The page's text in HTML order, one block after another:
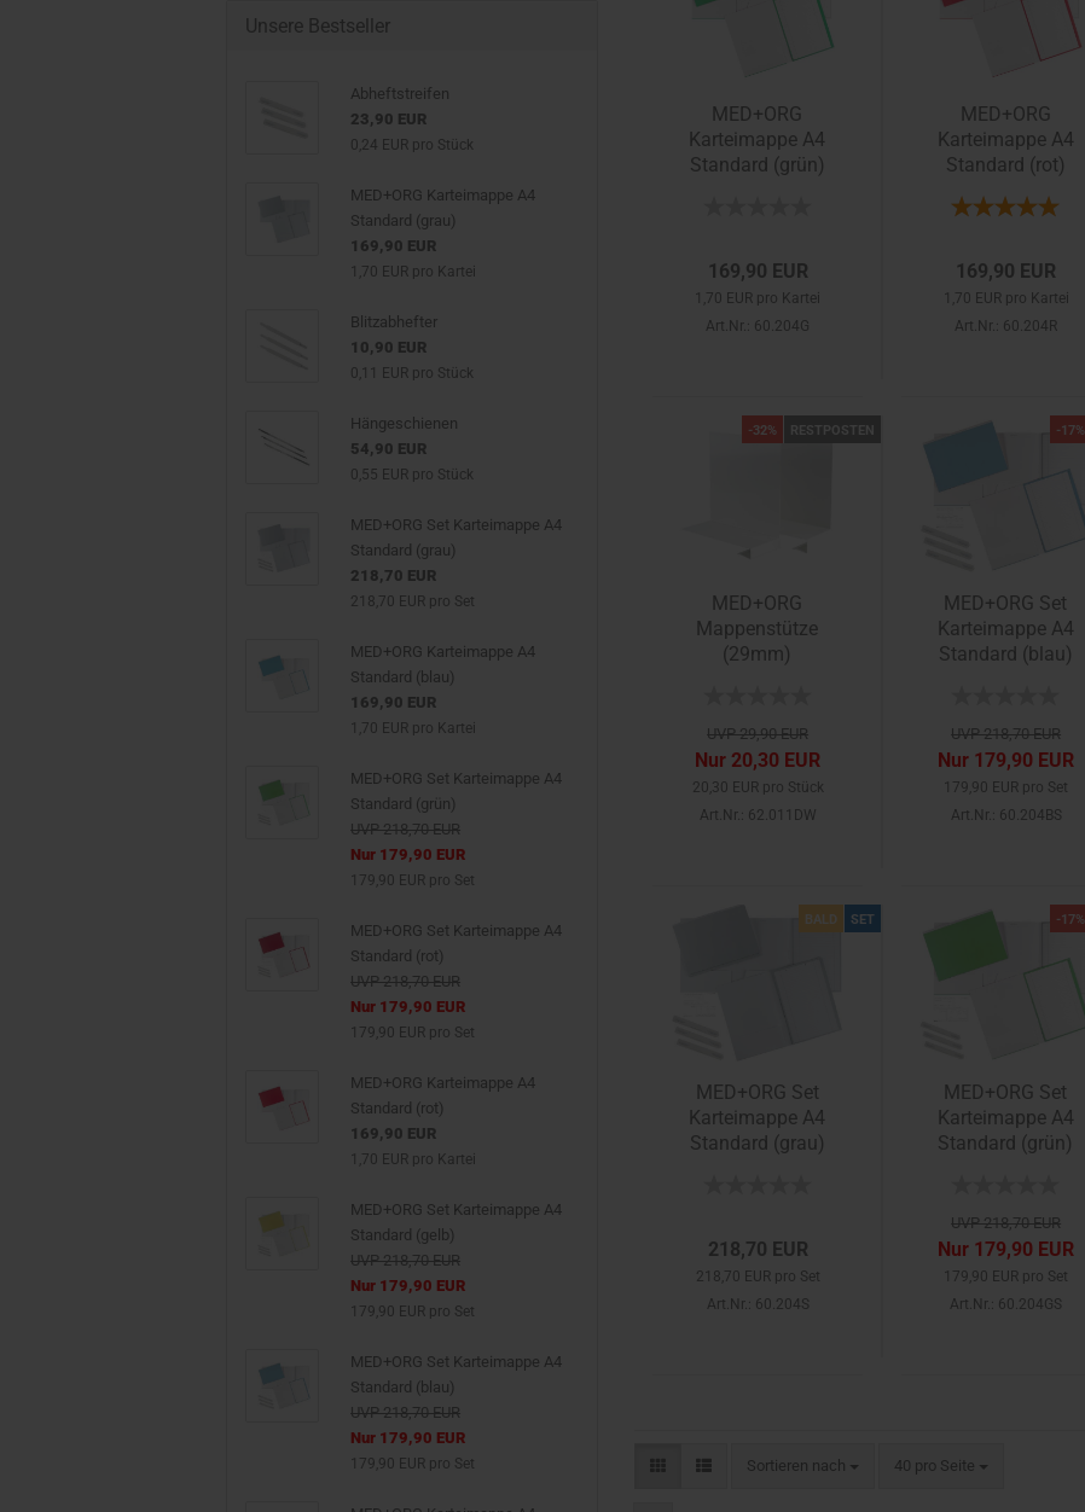
MED+ORG
Karteimappe A4
Standard (grün)
169,90 EUR
1,70 EUR pro Kartei
Art.Nr.: 60.204G
MED+ORG
Karteimappe A4
Standard (rot)
169,90 EUR
1,70 EUR pro Kartei
Art.Nr.: 60.204R
-32% RESTPOSTEN
MED+ORG
Mappenstütze
(29mm)
UVP 29,90 EUR
Nur 20,30 EUR
20,30 EUR pro Stück
Art.Nr.: 62.011DW
-17%
MED+ORG Set
Karteimappe A4
Standard (blau)
UVP 218,70 EUR
Nur 179,90 EUR
179,90 EUR pro Set
Art.Nr.: 60.204BS
BALD SET
MED+ORG Set
Karteimappe A4
Standard (grau)
218,70 EUR
218,70 EUR pro Set
Art.Nr.: 60.204S
-17%
MED+ORG Set
Karteimappe A4
Standard (grün)
UVP 218,70 EUR
Nur 179,90 EUR
179,90 EUR pro Set
Art.Nr.: 60.204GS
Sortieren nach
Sortieren nach 40 pro Seite
pro Seite
Unsere Bestseller
Abheftstreifen
23,90 EUR
0,24 EUR pro Stück
MED+ORG Karteimappe A4
Standard (grau)
169,90 EUR
1,70 EUR pro Kartei
Blitzabhefter
10,90 EUR
0,11 EUR pro Stück
Hängeschienen
54,90 EUR
0,55 EUR pro Stück
MED+ORG Set Karteimappe A4
Standard (grau)
218,70 EUR
218,70 EUR pro Set
MED+ORG Karteimappe A4
Standard (blau)
169,90 EUR
1,70 EUR pro Kartei
MED+ORG Set Karteimappe A4
Standard (grün)
UVP 218,70 EUR
Nur 179,90 EUR
179,90 EUR pro Set
MED+ORG Set Karteimappe A4
Standard (rot)
UVP 218,70 EUR
Nur 179,90 EUR
179,90 EUR pro Set
MED+ORG Karteimappe A4
Standard (rot)
169,90 EUR
1,70 EUR pro Kartei
MED+ORG Set Karteimappe A4
Standard (gelb)
UVP 218,70 EUR
Nur 179,90 EUR
179,90 EUR pro Set
MED+ORG Set Karteimappe A4
Standard (blau)
UVP 218,70 EUR
Nur 179,90 EUR
179,90 EUR pro Set